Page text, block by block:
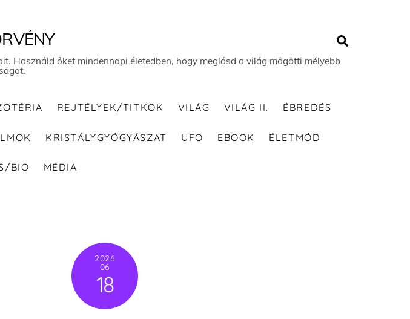
Használd őket mindennapi életedben, hogy meglásd a világ mögötti mélyebb
REJTÉLYEK/TITKOK VILÁG VILÁG II. ÉBREDÉS
KRISTÁLYGYÓGYÁSZAT UFO EBOOK ÉLETMÓD
BIO MÉDIA
2026
06
18